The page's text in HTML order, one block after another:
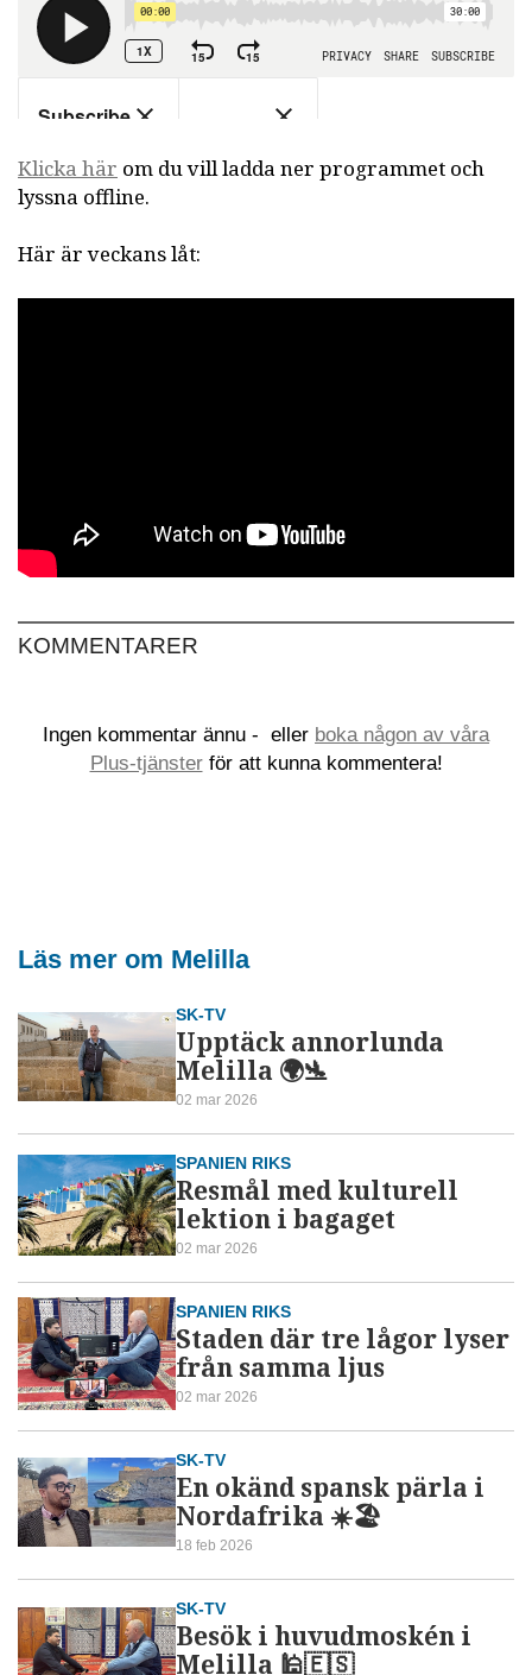
Klicka här om du vill ladda ner programmet och
lyssna offline.
Här är veckans låt:
KOMMENTARER
Ingen kommentar ännu - eller boka någon av våra
Plus-tjänsterför att kunna kommentera!
Läs mer om Melilla
SK-TV
Upptäck annorlunda
Melilla 🌍🛬
02 mar 2026
SPANIEN RIKS
Resmål med kulturell
lektion i bagaget
02 mar 2026
SPANIEN RIKS
Staden där tre lågor lyser
från samma ljus
02 mar 2026
SK-TV
En okänd spansk pärla i
Nordafrika ☀️🏖️
18 feb 2026
SK-TV
Besök i huvudmoskén i
Melilla 🕌🇪🇸